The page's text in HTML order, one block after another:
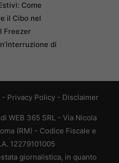
Come
il Cibo nel
Freezer
di
- Privacy Policy - Disclaimer
WEB 365 SRL - Via Nicola
(RM) - Codice Fiscale e
12279101005
giornalistica, in quanto